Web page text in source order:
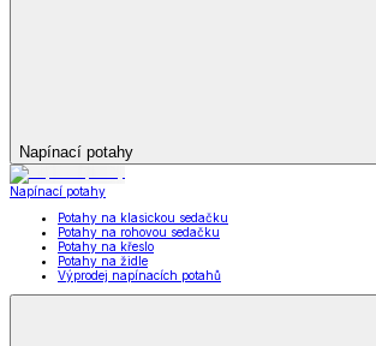
Napínací potahy
Napínací potahy
Potahy na klasickou sedačku
Potahy na rohovou sedačku
Potahy na křeslo
Potahy na židle
Výprodej napínacích potahů